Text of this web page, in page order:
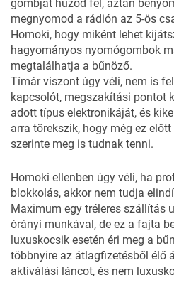
gombját húzod fel, aztán
megnyomod a rádión az 5-ös
Homoki, hogy miként lehet
hagyományos nyomógombok
megtalálhatja a bűnöző.
Tímár viszont úgy véli, nem is
kapcsolót, megszakítási pontot
adott típus elektronikáját, és
arra törekszik, hogy még ez
szerinte meg is tudnak tenni.
Homoki ellenben úgy véli, ha
blokkolás, akkor nem tudja
Maximum egy tréleres szállítás
órányi munkával, de ez a fajta
luxuskocsik esetén éri meg a
többnyire az átlagfizetésből élő
aktiválási láncot, és nem